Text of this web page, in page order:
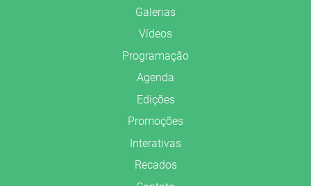
Galerias
Vídeos
Programação
Agenda
Edições
Promoções
Interativas
Recados